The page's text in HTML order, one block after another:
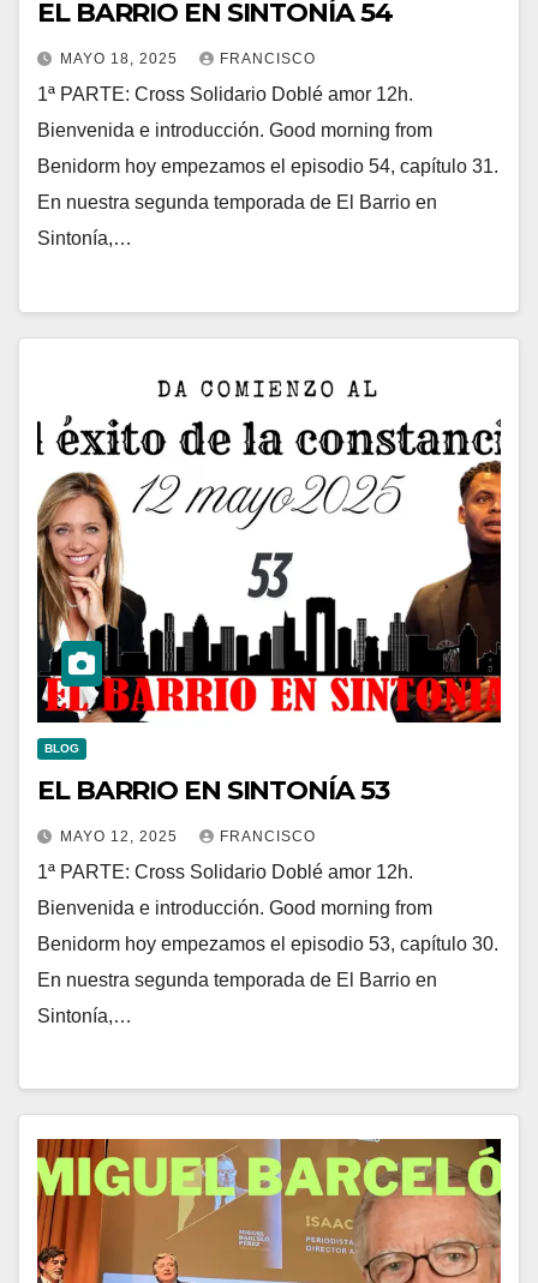
EL BARRIO EN SINTONÍA 54
MAYO 18, 2025 FRANCISCO
1ª PARTE: Cross Solidario Doblé amor 12h.
Bienvenida e introducción. Good morning from
Benidorm hoy empezamos el episodio 54, capítulo 31.
En nuestra segunda temporada de El Barrio en
Sintonía,…
BLOG
EL BARRIO EN SINTONÍA 53
MAYO 12, 2025 FRANCISCO
1ª PARTE: Cross Solidario Doblé amor 12h.
Bienvenida e introducción. Good morning from
Benidorm hoy empezamos el episodio 53, capítulo 30.
En nuestra segunda temporada de El Barrio en
Sintonía,…